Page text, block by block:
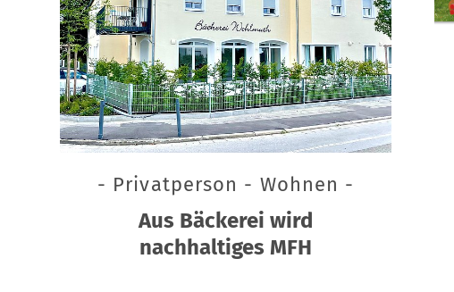
- Privatperson - Wohnen -
Aus Bäckerei wird
nachhaltiges MFH